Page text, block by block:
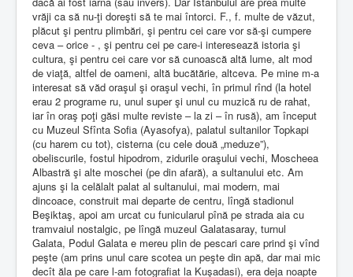
vrăji ca să nu-ţi doreşti să te mai întorci. F., f. multe de văzut,
plăcut şi pentru plimbări, şi pentru cei care vor să-şi cumpere
ceva – orice - , şi pentru cei pe care-i interesează istoria şi
cultura, şi pentru cei care vor să cunoască altă lume, alt mod
de viaţă, altfel de oameni, altă bucătărie, altceva. Pe mine m-a
interesat să văd oraşul şi oraşul vechi, în primul rînd (la hotel
erau 2 programe ru, unul super şi unul cu muzică ru de rahat,
iar în oraş poţi găsi multe reviste – la zi – în rusă), am început
cu Muzeul Sfînta Sofia (Ayasofya), palatul sultanilor Topkapi
(cu harem cu tot), cisterna (cu cele două „meduze”),
obeliscurile, fostul hipodrom, zidurile oraşului vechi, Moscheea
Albastră şi alte moschei (pe din afară), a sultanului etc. Am
ajuns şi la celălalt palat al sultanului, mai modern, mai
dincoace, construit mai departe de centru, lîngă stadionul
Beşiktaş, apoi am urcat cu funicularul pînă pe strada aia cu
tramvaiul nostalgic, pe lîngă muzeul Galatasaray, turnul
Galata, Podul Galata e mereu plin de pescari care prind şi vînd
peşte (am prins unul care scotea un peşte din apă, dar mai mic
decît ăla pe care l-am fotografiat la Kuşadasi), era deja noapte